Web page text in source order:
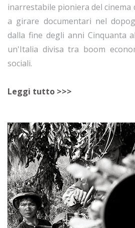
inarrestabile pioniera del cinema
a girare documentari nel
dalla fine degli anni Cinquanta
un'Italia divisa tra boom
sociali.
Leggi tutto >>>